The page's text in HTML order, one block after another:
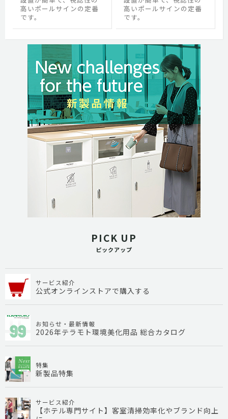
高いポールサインの定番
です。
高いポールサインの定番
です。
PICK UP
ピックアップ
サービス紹介
公式オンラインストアで購入する
お知らせ・最新情報
2026年テラモト環境美化用品 総合カタログ
特集
新製品特集
サービス紹介
【ホテル専門サイト】客室清掃効率化やブランド向上